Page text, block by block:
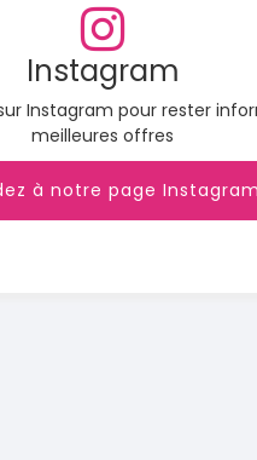
Instagram
Instagram pour rester
meilleures offres
à notre page Instagram